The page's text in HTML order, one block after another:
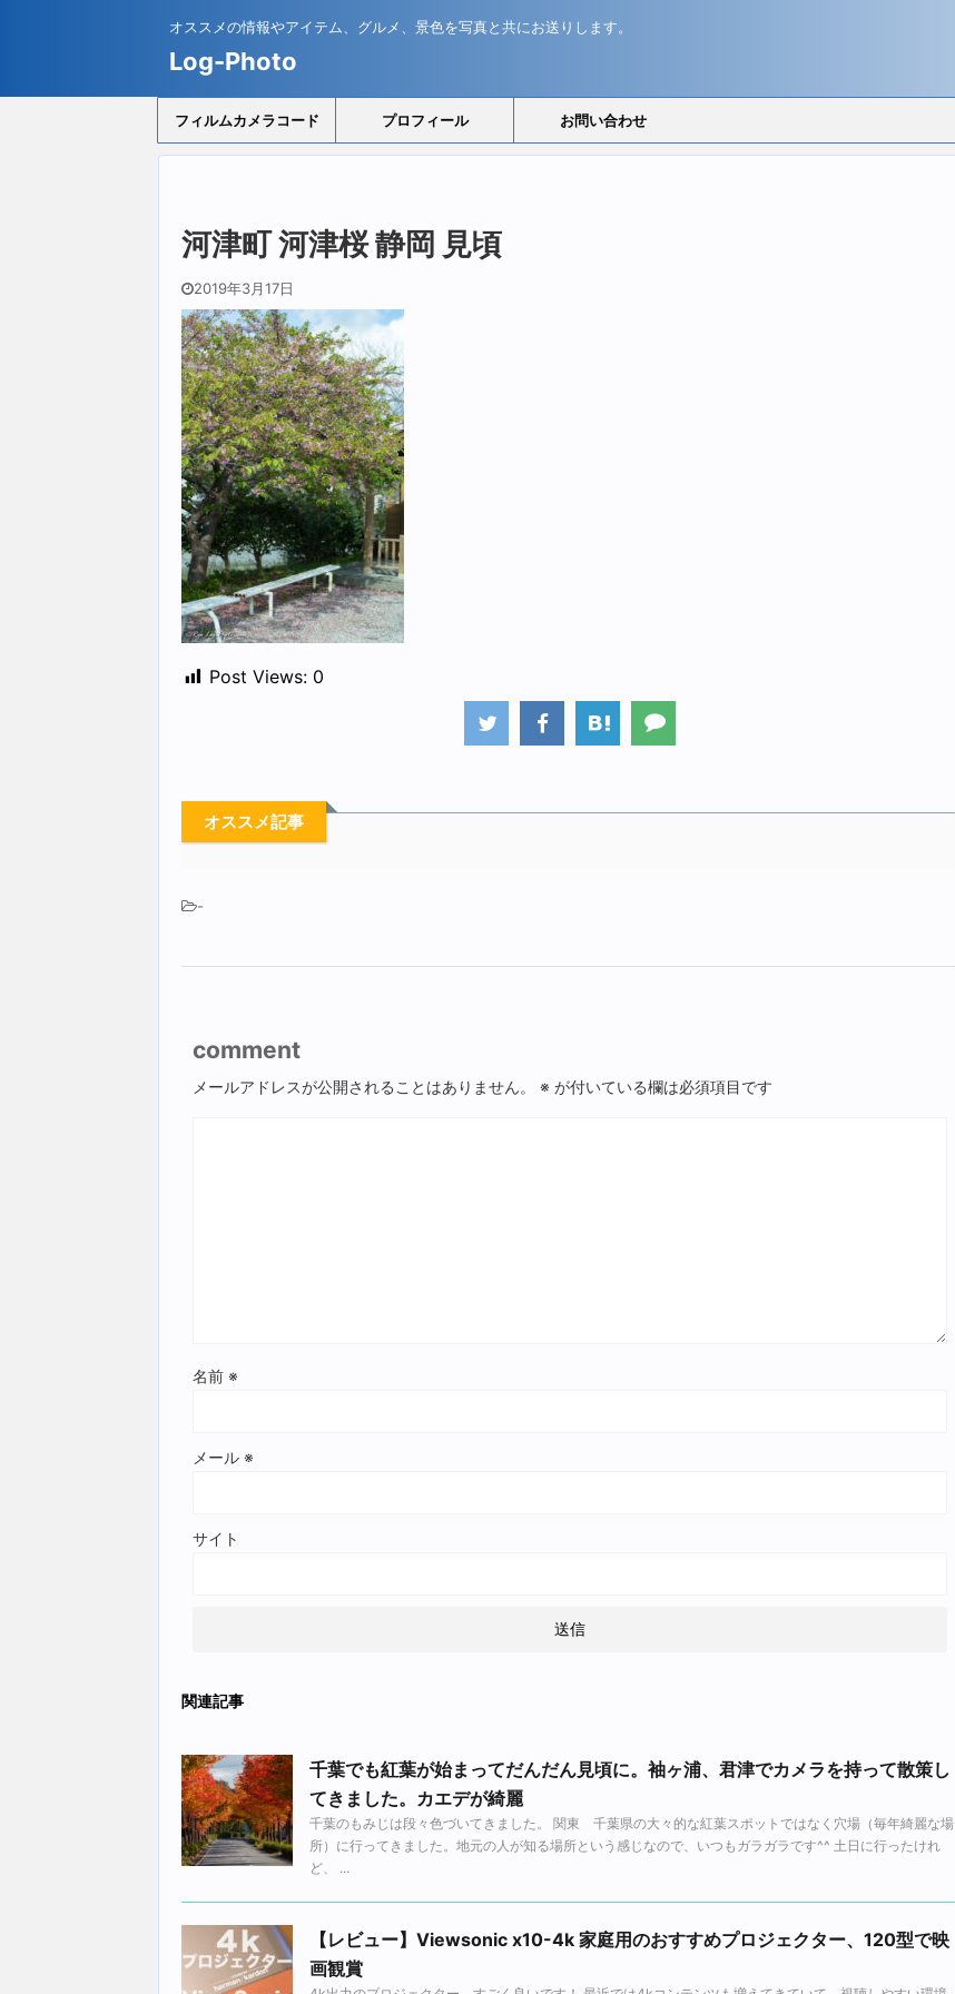
オススメの情報やアイテム、グルメ、景色を写真と共にお送りします。
Log-Photo
フィルムカメラコード プロフィール お問い合わせ
河津町 河津桜 静岡 見頃
2019年3月17日
Post Views: 0
オススメ記事
-
comment
メールアドレスが公開されることはありません。 ※ が付いている欄は必須項目です
名前 ※
メール ※
サイト
関連記事
千葉でも紅葉が始まってだんだん見頃に。袖ヶ浦、君津でカメラを持って散策し
てきました。カエデが綺麗
千葉のもみじは段々色づいてきました。 関東 千葉県の大々的な紅葉スポットではなく穴場（毎年綺麗な場
所）に行ってきました。地元の人が知る場所という感じなので、いつもガラガラです^^ 土日に行ったけれ
ど、 ...
【レビュー】Viewsonic x10-4k 家庭用のおすすめプロジェクター、120型で映
画観賞